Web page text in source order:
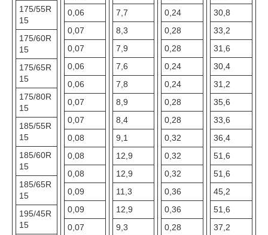
175/55R
15
175/60R
15
175/65R
15
175/80R
15
185/55R
15
185/60R
15
185/65R
15
195/45R
15
0,06
0,07
0,07
0,06
0,06
0,07
0,07
0,08
0,08
0,08
0,09
0,09
0,07
7,7
8,3
7,9
7,6
7,8
8,9
8,4
9,1
12,9
12,9
11,3
12,9
9,3
0,24
0,28
0,28
0,24
0,24
0,28
0,28
0,32
0,32
0,32
0,36
0,36
0,28
30,8
33,2
31,6
30,4
31,2
35,6
33,6
36,4
51,6
51,6
45,2
51,6
37,2